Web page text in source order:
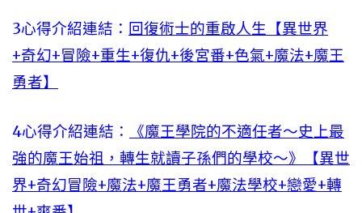
3心得介紹連結： 回復術士的重啟人生【異世界
+奇幻+冒險+重生+復仇+後宮番+色氣+魔法+魔王
勇者】
4心得介紹連結：
《魔王學院的不適任者～史上最
強的魔王始祖，轉生就讀子孫們的學校～》【異世
界+奇幻冒險+魔法+魔王勇者+魔法學校+戀愛+轉